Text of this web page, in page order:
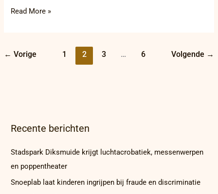
Read More »
← Vorige 1 2 3 … 6 Volgende →
Recente berichten
Stadspark Diksmuide krijgt luchtacrobatiek, messenwerpen
en poppentheater
Snoeplab laat kinderen ingrijpen bij fraude en discriminatie